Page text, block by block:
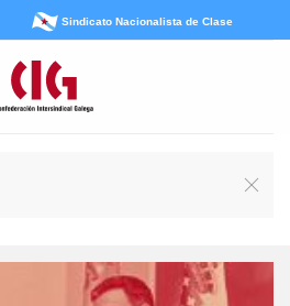
Sindicato Nacionalista de Clase